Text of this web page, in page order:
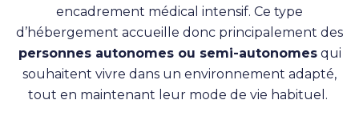
encadrement médical intensif. Ce type
d’hébergement accueille donc principalement des
personnes autonomes ou semi-autonomesqui
souhaitent vivre dans un environnement adapté,
tout en maintenant leur mode de vie habituel.